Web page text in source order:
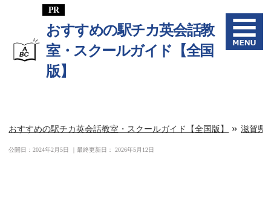
おすすめの駅チカ英会話教
室・スクールガイド【全国
版】
おすすめの駅チカ英会話教室・スクールガイド【全国版】 »滋賀県
公開日：2024年2月5日 ｜最終更新日：2026年5月12日